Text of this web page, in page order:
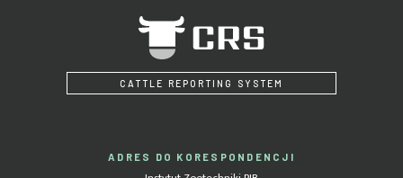
CATTLE REPORTING SYSTEM
ADRES DO KORESPONDENCJI